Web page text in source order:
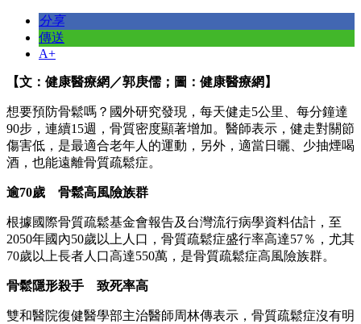
分享
傳送
A+
【文：健康醫療網／郭庚儒；圖：健康醫療網】
想要預防骨鬆嗎？國外研究發現，每天健走5公里、每分鐘達
90步，連續15週，骨質密度顯著增加。醫師表示，健走對關節
傷害低，是最適合老年人的運動，另外，適當日曬、少抽煙喝
酒，也能遠離骨質疏鬆症。
逾70歲 骨鬆高風險族群
根據國際骨質疏鬆基金會報告及台灣流行病學資料估計，至
2050年國內50歲以上人口，骨質疏鬆症盛行率高達57％，尤其
70歲以上長者人口高達550萬，是骨質疏鬆症高風險族群。
骨鬆隱形殺手 致死率高
雙和醫院復健醫學部主治醫師周林傳表示，骨質疏鬆症沒有明